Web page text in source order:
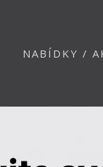
NABÍDKY /